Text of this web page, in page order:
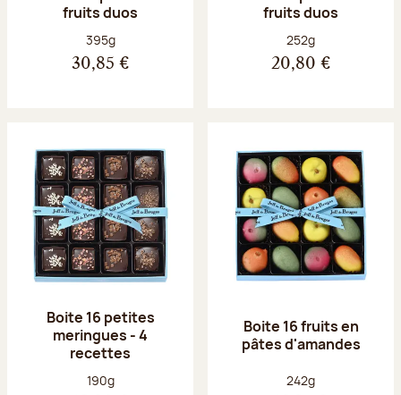
fruits duos
Poids net :
395g
30,85 €
fruits duos
Poids net :
252g
20,80 €
Boite 16 petites
meringues - 4
recettes
Poids net :
190g
Boite 16 fruits en
pâtes d'amandes
Poids net :
242g